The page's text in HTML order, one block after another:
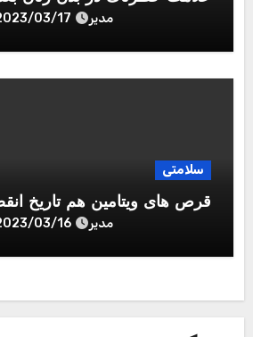
مدیر 03/17
سلامتی
قرص های ویتامین هم تاریخ
مدیر 03/16